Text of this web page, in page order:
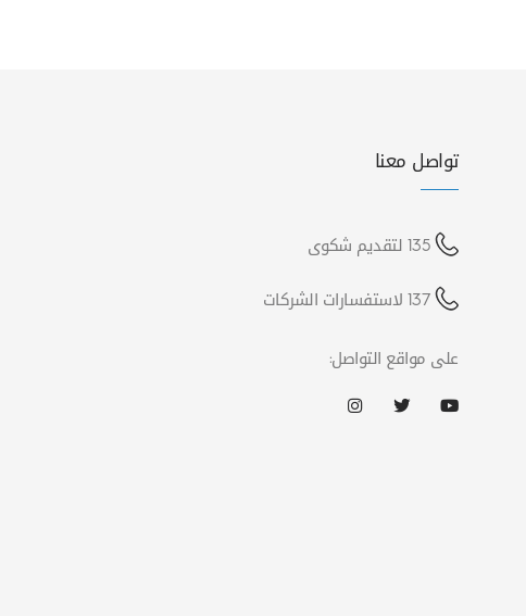
تواصل معنا
135 لتقديم شكوى
137 لاستفسارات الشركات
على مواقع التواصل: